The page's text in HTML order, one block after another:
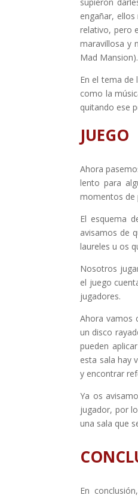
engañar,
relativo, pero
maravillosa y
Mad
En el tema de
como la
quitando ese
JUEGO
Ahora
lento para
momentos de
El esquema
avisamos de
laureles u os
Nosotros
el juego
jugadores.
Ahora vamos
un disco
pueden
esta sala hay
y encontrar
Ya os
jugador, por
una sala que
En conclusión,